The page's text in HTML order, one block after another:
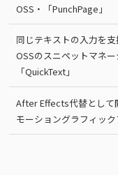
OSS・「PunchPage」
同じテキストの入力を
OSSのスニペットマネ
「QuickText」
After Effects代替として
モーショングラフィッ